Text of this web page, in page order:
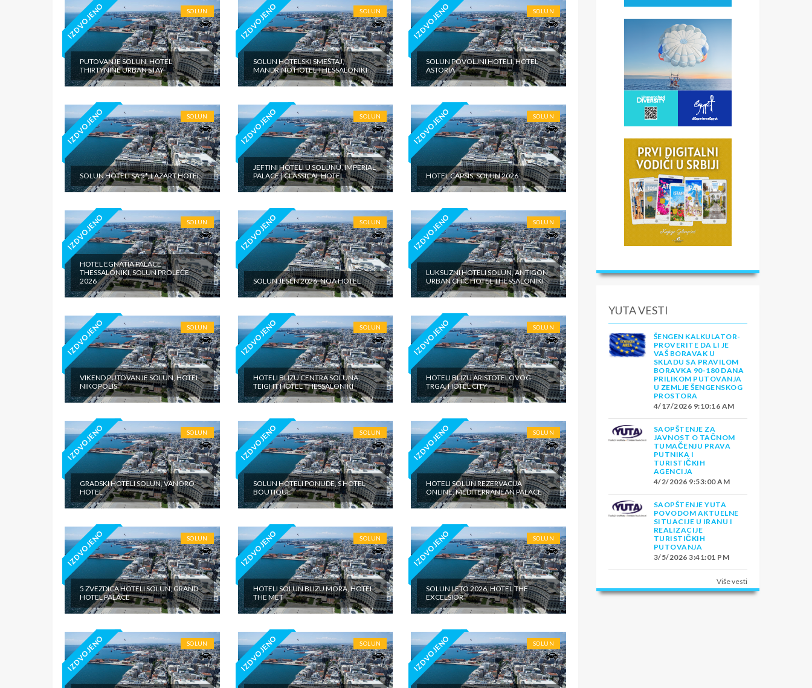
IZDVOJENO SOLUN
PUTOVANJE SOLUN, HOTEL
THIRTYNINE URBAN STAY
IZDVOJENO SOLUN
SOLUN HOTELSKI SMEŠTAJ,
MANDRINO HOTEL THESSALONIKI
IZDVOJENO SOLUN
SOLUN POVOLJNI HOTELI, HOTEL
ASTORIA
IZDVOJENO SOLUN
SOLUN HOTELI SA 5*, LAZART HOTEL
IZDVOJENO SOLUN
JEFTINI HOTELI U SOLUNU, IMPERIAL
PALACE | CLASSICAL HOTEL
IZDVOJENO SOLUN
HOTEL CAPSIS, SOLUN 2026
IZDVOJENO SOLUN
HOTEL EGNATIA PALACE
THESSALONIKI, SOLUN PROLEĆE
2026
IZDVOJENO SOLUN
SOLUN JESEN 2026, NOA HOTEL
IZDVOJENO SOLUN
LUKSUZNI HOTELI SOLUN, ANTIGON
URBAN CHIC HOTEL THESSALONIKI
IZDVOJENO SOLUN
VIKEND PUTOVANJE SOLUN, HOTEL
NIKOPOLIS
IZDVOJENO SOLUN
HOTELI BLIZU CENTRA SOLUNA,
TEIGHT HOTEL THESSALONIKI
IZDVOJENO SOLUN
HOTELI BLIZU ARISTOTELOVOG
TRGA, HOTEL CITY
IZDVOJENO SOLUN
GRADSKI HOTELI SOLUN, VANORO
HOTEL
IZDVOJENO SOLUN
SOLUN HOTELI PONUDE, S HOTEL
BOUTIQUE
IZDVOJENO SOLUN
HOTELI SOLUN REZERVACIJA
ONLINE, MEDITERRANEAN PALACE
IZDVOJENO SOLUN
5 ZVEZDICA HOTELI SOLUN, GRAND
HOTEL PALACE
IZDVOJENO SOLUN
HOTELI SOLUN BLIZU MORA, HOTEL
THE MET
IZDVOJENO SOLUN
SOLUN LETO 2026, HOTEL THE
EXCELSIOR
IZDVOJENO SOLUN IZDVOJENO SOLUN IZDVOJENO SOLUN
YUTA VESTI
ŠENGEN KALKULATOR-
PROVERITE DA LI JE
VAŠ BORAVAK U
SKLADU SA PRAVILOM
BORAVKA 90-180 DANA
PRILIKOM PUTOVANJA
U ZEMLJE ŠENGENSKOG
PROSTORA
4/17/2026 9:10:16 AM
SAOPŠTENJE ZA
JAVNOST O TAČNOM
TUMAČENJU PRAVA
PUTNIKA I
TURISTIČKIH
AGENCIJA
4/2/2026 9:53:00 AM
SAOPŠTENJE YUTA
POVODOM AKTUELNE
SITUACIJE U IRANU I
REALIZACIJE
TURISTIČKIH
PUTOVANJA
3/5/2026 3:41:01 PM
Više vesti